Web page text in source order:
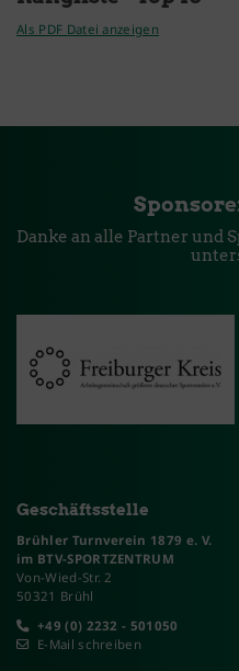
Als PDF Datei anzeigen
Danke an alle Partner und
Geschäftsstelle
Brühler Turnverein 1879 e. V.
im BTV-SPORTZENTRUM
Von-Wied-Str. 2
50321 Brühl
+49 (0) 2232 - 501050
E-Mail schreiben